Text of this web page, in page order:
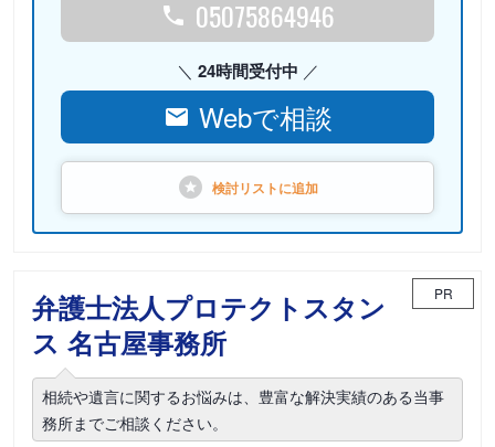
05075864946
24時間受付中
Webで相談
検討リストに追加
弁護士法人プロテクトスタン
ス 名古屋事務所
PR
相続や遺言に関するお悩みは、豊富な解決実績のある当事
務所までご相談ください。